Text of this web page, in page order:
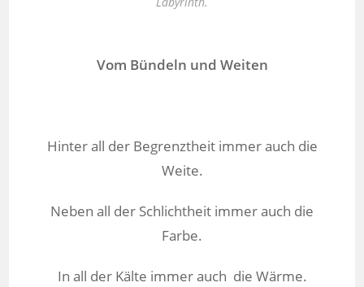
Vom Bündeln und Weiten
Hinter all der Begrenztheit immer auch die
Weite.
Neben all der Schlichtheit immer auch die
Farbe.
In all der Kälte immer auch die Wärme.